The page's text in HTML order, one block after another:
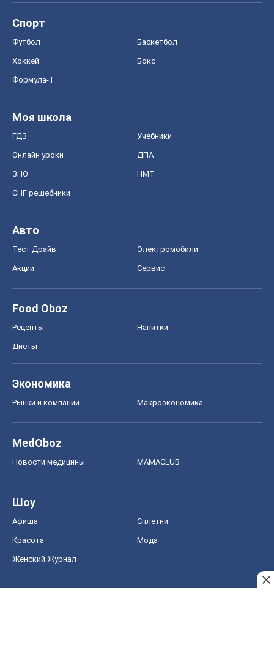
Спорт
Футбол Баскетбол
Хоккей Бокс
Формула-1
Моя школа
ГДЗ Учебники
Онлайн уроки ДПА
ЗНО НМТ
СНГ решебники
Авто
Тест Драйв Электромобили
Акции Сервис
Food Oboz
Рецепты Напитки
Диеты
Экономика
Рынки и компании Mакроэкономика
MedOboz
Новости медицины MAMACLUB
Шоу
Афиша Сплетни
Красота Мода
Женский Журнал